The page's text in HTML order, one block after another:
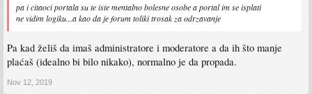
pa i citaoci portala su te iste mentalno bolesne osobe a portal im se isplati
ne vidim logiku...a kao da je forum toliki trosak za odrzavanje
Pa kad želiš da imaš administratore i moderatore a da ih što manje
plaćaš (idealno bi bilo nikako), normalno je da propada.
Nov 12, 2019